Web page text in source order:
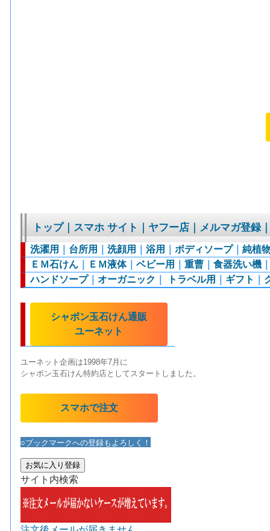
トップ｜スマホ サイト｜ヤフー店｜メルマガ登録
洗濯用 台所用 洗顔用 浴用 ボディソープ｜ 純植
ＥＭ石けん｜ ＥＭ液体｜ ベビー用 重曹｜ 食器洗い機
ハンドソープ｜ オーガニック トラベル用 ギフト
シャボン玉石けん通販
ユーネット
ユーネット企画は1998年7月に
シャボン玉石けん特約店としてスタートしました。
スマホで注文
○ブックマークへの登録もよろしく！
お気に入り登録
サイト内検索